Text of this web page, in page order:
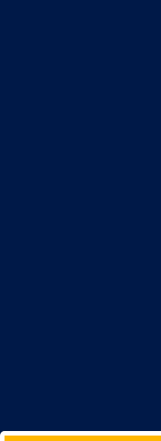
Année
Mois
Année
Mois